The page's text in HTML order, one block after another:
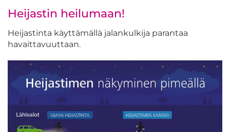
Heijastin heilumaan!
Heijastinta käyttämällä jalankulkija parantaa
havaittavuuttaan.